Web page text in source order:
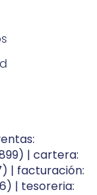
| cartera:
| facturación:
| tesoreria: